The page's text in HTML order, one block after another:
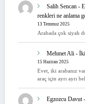
Salih Sencan -
renkleri ne anlama
13 Temmuz 2025
Arabada çok siyah
Mehmet Ali -
15 Haziran 2025
Evet, iki arabanız
araç için ayrı ayrı
Egzozcu Davut -